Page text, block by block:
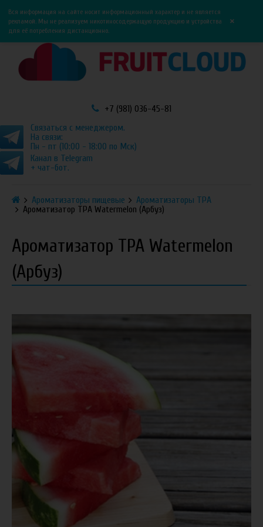
0
Вся информация на сайте носит информационный характер и не является
рекламой. Мы не реализуем никотиносодержащую продукцию и устройства
для её потребления дистанционно.
×
+7 (981) 036-45-81
Связаться с менеджером.
На связи:
Пн - пт (10:00 - 18:00 по Мск)
Канал в Telegram
+ чат-бот.
Ароматизаторы пищевые
Ароматизаторы TPA
Ароматизатор TPA Watermelon (Арбуз)
Ароматизатор TPA Watermelon
(Арбуз)